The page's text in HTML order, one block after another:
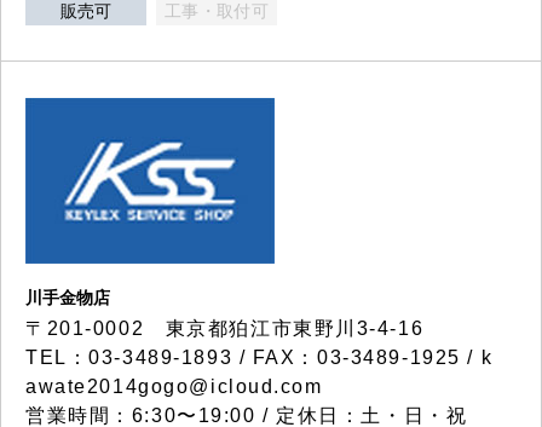
販売可 工事・取付可
川手金物店
〒201-0002 東京都狛江市東野川3-4-16
TEL：03-3489-1893 / FAX：03-3489-1925 / k
awate2014gogo@icloud.com
営業時間：6:30〜19:00 / 定休日：土・日・祝